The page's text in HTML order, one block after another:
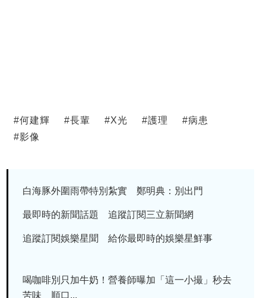
#何建輝 #長輩 #X光 #護理 #病患
#影像
白海豚外圍雨帶特別紮實 鄭明典：別出門
最即時的新聞話題 追蹤訂閱三立新聞網
追蹤訂閱娛樂星聞 給你最即時的娛樂星鮮事
喝咖啡別只加牛奶！營養師曝加「這一小撮」秒去
苦味 順口...